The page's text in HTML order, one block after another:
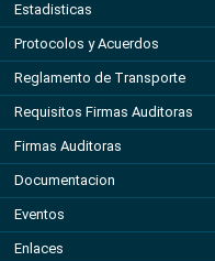
Estadisticas
Protocolos y Acuerdos
Reglamento de Transporte
Requisitos Firmas Auditoras
Firmas Auditoras
Documentacion
Eventos
Enlaces